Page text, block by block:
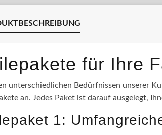
für Ihre
unterschiedlichen Bedürfnissen unserer
an. Jedes Paket ist darauf ausgelegt,
1: